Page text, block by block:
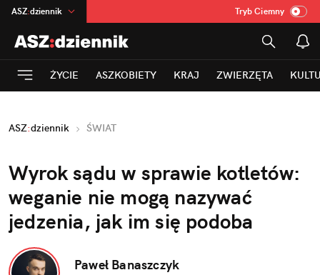
ASZ:dziennik
na:Temat
INN:Poland
mama
Rozrywka
Tryb Ciemny
ŻYCIE ASZKOBIETY KRAJ ZWIERZĘTA
ASZ:dziennik ŚWIAT
Wyrok sądu w sprawie kotletów:
weganie nie mogą nazywać
jedzenia, jak im się podoba
Paweł Banaszczyk